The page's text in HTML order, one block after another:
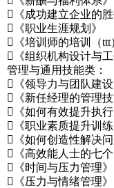
《成功建立企业的胜
《职业生涯规划》
《培训师的培训（ttt
《组织机构设计与
管理与通用技能类：
《领导力与团队建设
《新任经理的管理技
《如何有效提升执行
《职业素质提升训练
《如何创造性解决问
《高效能人士的七个
《时间与压力管理》
《压力与情绪管理》